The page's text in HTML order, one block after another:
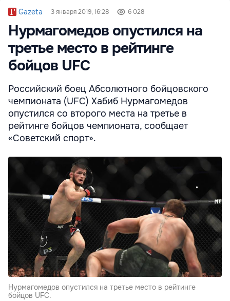
Gazeta 3 января 2019, 16:28 6 028
Нурмагомедов опустился на
третье место в рейтинге
бойцов UFC
Российский боец Абсолютного бойцовского
чемпионата (UFC) Хабиб Нурмагомедов
опустился со второго места на третье в
рейтинге бойцов чемпионата, сообщает
«Советский спорт».
Нурмагомедов опустился на третье место в рейтинге
бойцов UFC.